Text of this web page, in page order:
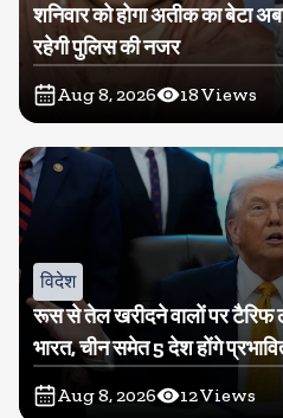
शनिवार को होगा अतीक का बेटा
रहेगी पुलिस की नजर
Aug 8, 2026 18Views
विदेश
रूस से तेल खरीदने वालों पर टैरिफ
भारत, चीन समेत 5 देश होंगे
Aug 8, 2026 12Views